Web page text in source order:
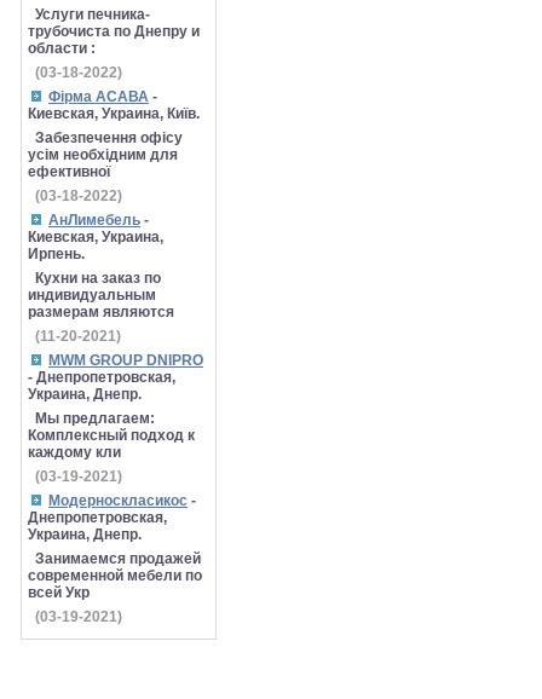
Услуги печника-
трубочиста по Днепру и
области :
(03-18-2022)
Фірма АСАВА -
Киевская, Украина, Київ.
Забезпечення офісу
усім необхідним для
ефективної
(03-18-2022)
АнЛимебель -
Киевская, Украина,
Ирпень.
Кухни на заказ по
индивидуальным
размерам являются
(11-20-2021)
MWM GROUP DNIPRO
- Днепропетровская,
Украина, Днепр.
Мы предлагаем:
Комплексный подход к
каждому кли
(03-19-2021)
Модерноскласикос -
Днепропетровская,
Украина, Днепр.
Занимаемся продажей
современной мебели по
всей Укр
(03-19-2021)